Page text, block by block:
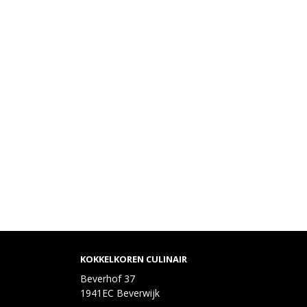
KOKKELKOREN CULINAIR
Beverhof 37
1941EC Beverwijk